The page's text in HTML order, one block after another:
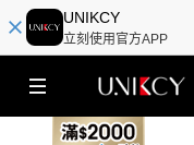
UNIKCY
立刻使用官方APP